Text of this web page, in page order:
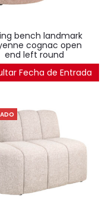
cognac open
end left round
2.314€
Fecha de Entrada